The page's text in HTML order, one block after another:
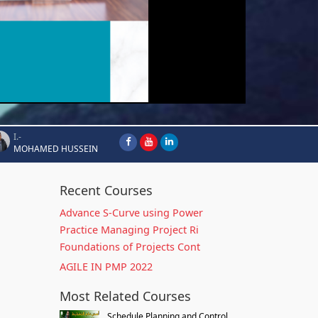
I.-
MOHAMED HUSSEIN
Recent Courses
Advance S-Curve using Power
Practice Managing Project Ri
Foundations of Projects Cont
AGILE IN PMP 2022
Most Related Courses